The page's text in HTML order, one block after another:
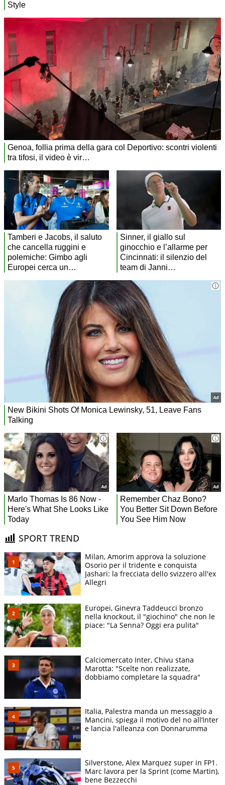
SPORT TREND
Milan, Amorim approva la soluzione
Osorio per il tridente e conquista
Jashari: la frecciata dello svizzero all'ex
Allegri
Europei, Ginevra Taddeucci bronzo
nella knockout, il "giochino" che non le
piace: "La Senna? Oggi era pulita"
Calciomercato Inter, Chivu stana
Marotta: "Scelte non realizzate,
dobbiamo completare la squadra"
Italia, Palestra manda un messaggio a
Mancini, spiega il motivo del no all’Inter
e lancia l'alleanza con Donnarumma
Silverstone, Alex Marquez super in FP1.
Marc lavora per la Sprint (come Martin),
bene Bezzecchi